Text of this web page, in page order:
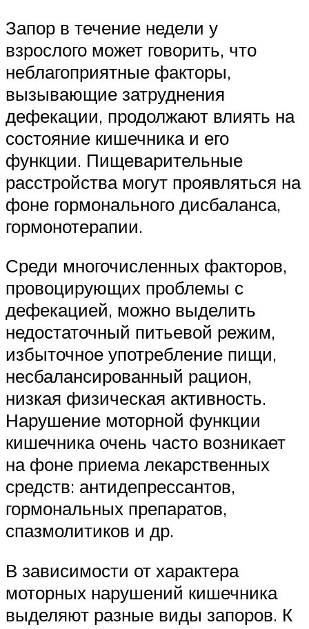
Запор в течение недели у
взрослого может говорить, что
неблагоприятные факторы,
вызывающие затруднения
дефекации, продолжают влиять на
состояние кишечника и его
функции. Пищеварительные
расстройства могут проявляться на
фоне гормонального дисбаланса,
гормонотерапии.
Среди многочисленных факторов,
провоцирующих проблемы с
дефекацией, можно выделить
недостаточный питьевой режим,
избыточное употребление пищи,
несбалансированный рацион,
низкая физическая активность.
Нарушение моторной функции
кишечника очень часто возникает
на фоне приема лекарственных
средств: антидепрессантов,
гормональных препаратов,
спазмолитиков и др.
В зависимости от характера
моторных нарушений кишечника
выделяют разные виды запоров. К